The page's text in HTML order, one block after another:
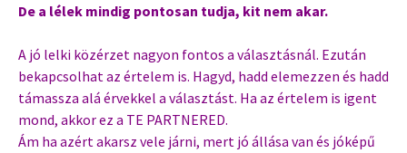
De a lélek mindig pontosan tudja, kit nem akar.
A jó lelki közérzet nagyon fontos a választásnál. Ezután
bekapcsolhat az értelem is. Hagyd, hadd elemezzen és hadd
támassza alá érvekkel a választást. Ha az értelem is igent
mond, akkor ez a TE PARTNERED.
Ám ha azért akarsz vele járni, mert jó állása van és jóképű